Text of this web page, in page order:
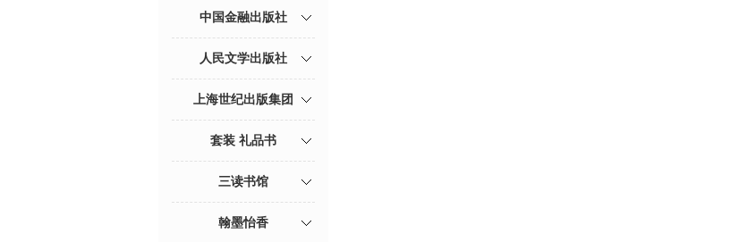
中国金融出版社
人民文学出版社
上海世纪出版集团
套装 礼品书
三读书馆
翰墨怡香